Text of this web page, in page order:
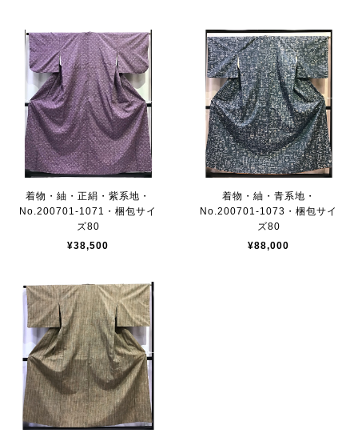
着物・紬・正絹・紫系地・
No.200701-1071・梱包サイ
ズ80
¥38,500
着物・紬・青系地・
No.200701-1073・梱包サイ
ズ80
¥88,000